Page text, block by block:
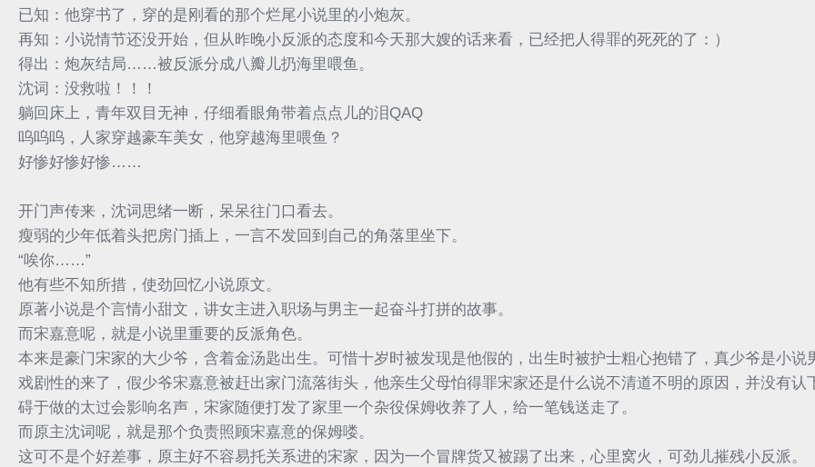
已知：他穿书了，穿的是刚看的那个烂尾小说里的小炮灰。
再知：小说情节还没开始，但从昨晚小反派的态度和今天那大嫂的话来看，已经把人得罪的死死的了：）
得出：炮灰结局……被反派分成八瓣儿扔海里喂鱼。
沈词：没救啦！！！
躺回床上，青年双目无神，仔细看眼角带着点点儿的泪QAQ
呜呜呜，人家穿越豪车美女，他穿越海里喂鱼？
好惨好惨好惨……
开门声传来，沈词思绪一断，呆呆往门口看去。
瘦弱的少年低着头把房门插上，一言不发回到自己的角落里坐下。
“唉你……”
他有些不知所措，使劲回忆小说原文。
原著小说是个言情小甜文，讲女主进入职场与男主一起奋斗打拼的故事。
而宋嘉意呢，就是小说里重要的反派角色。
本来是豪门宋家的大少爷，含着金汤匙出生。可惜十岁时被发现是他假的，出生时被护士粗心抱错了，真少爷是小说
戏剧性的来了，假少爷宋嘉意被赶出家门流落街头，他亲生父母怕得罪宋家还是什么说不清道不明的原因，并没有认
碍于做的太过会影响名声，宋家随便打发了家里一个杂役保姆收养了人，给一笔钱送走了。
而原主沈词呢，就是那个负责照顾宋嘉意的保姆喽。
这可不是个好差事，原主好不容易托关系进的宋家，因为一个冒牌货又被踢了出来，心里窝火，可劲儿摧残小反派。